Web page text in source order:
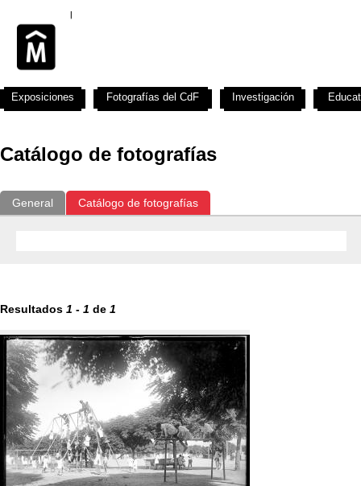
Catálogo de fotografías
General Catálogo de fotografías
Resultados 1 - 1 de 1
Exposiciones Fotografías del CdF Investigación